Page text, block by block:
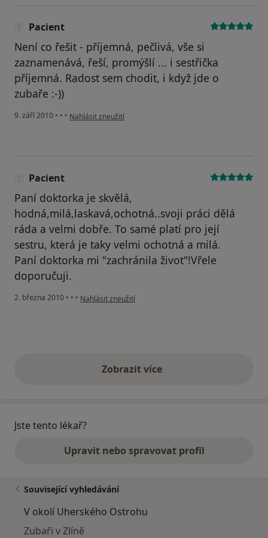
Pacient
Není co řešit - příjemná, pečlivá, vše si
zaznamenává, řeší, promýšlí ... i sestřička
příjemná. Radost sem chodit, i když jde o
zubaře :-))
9. září 2010 • • • podle názoru uživatele Pacient
Nahlásit zneužití
Pacient
Paní doktorka je skvělá,
hodná,milá,laskavá,ochotná..svoji práci dělá
ráda a velmi dobře. To samé platí pro její
sestru, která je taky velmi ochotná a milá.
Paní doktorka mi "zachránila život"!Vřele
doporučuji.
2. března 2010 • • • podle názoru uživatele Pacient
Nahlásit zneužití
Zobrazit vícevýše uvedené názory
Jste tento lékař?
Upravit nebo spravovat profil
Související vyhledávání
V okolí Uherského Ostrohu
Zubaři v Zlíně